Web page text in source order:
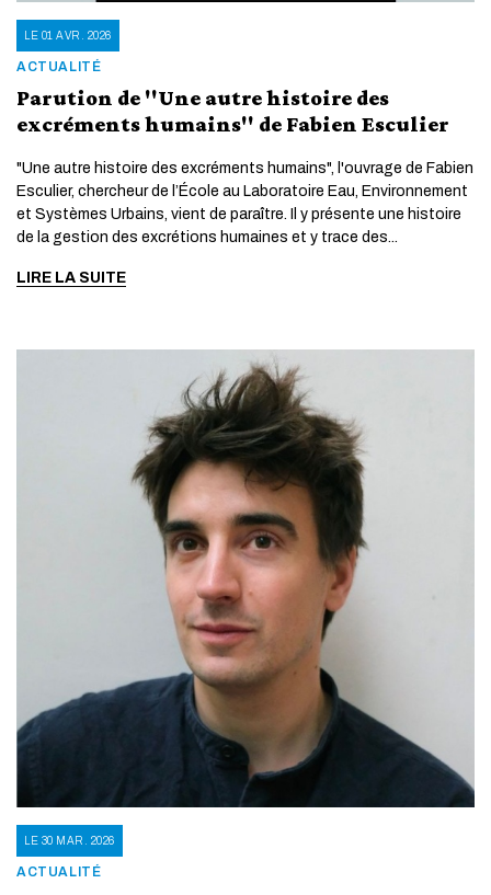
ACTUALITÉ
LE 01 AVR. 2026
Parution de "Une autre histoire des
excréments humains" de Fabien Esculier
"Une autre histoire des excréments humains", l'ouvrage de Fabien
Esculier, chercheur de l’École au Laboratoire Eau, Environnement
et Systèmes Urbains, vient de paraître. Il y présente une histoire
de la gestion des excrétions humaines et y trace des...
LIRE LA SUITE
ACTUALITÉ
LE 30 MAR. 2026